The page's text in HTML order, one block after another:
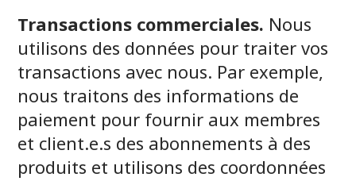
Transactions commerciales. Nous
utilisons des données pour traiter vos
transactions avec nous. Par exemple,
nous traitons des informations de
paiement pour fournir aux membres
et client.e.s des abonnements à des
produits et utilisons des coordonnées